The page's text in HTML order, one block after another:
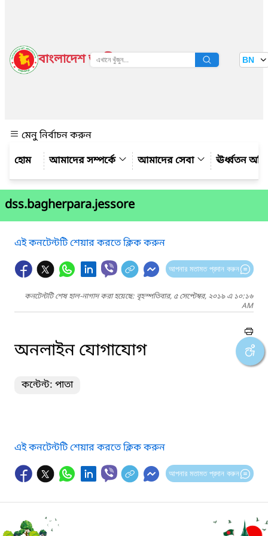
বাংলাদেশ জাতীয় তথ্য বাতায়ন BN
মেনু নির্বাচন করুন
আমাদের সম্পর্কে
আমাদের সেবা ঊর্ধ্বতন
dss.bagherpara.jessore
এই কনটেন্টটি শেয়ার করতে ক্লিক করুন
আপনার মতামত প্রদান করুন
কনটেন্টটি শেষ হাল-নাগাদ করা হয়েছে: বৃহস্পতিবার, ৫ সেপ্টেম্বর, ২০১৯ এ ১০:১৬
AM
অনলাইন যোগাযোগ
কন্টেন্ট: পাতা
এই কনটেন্টটি শেয়ার করতে ক্লিক করুন
আপনার মতামত প্রদান করুন